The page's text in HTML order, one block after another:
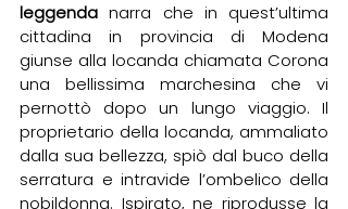
leggenda narra che in quest’ultima
cittadina in provincia di Modena
giunse alla locanda chiamata Corona
una bellissima marchesina che vi
pernottò dopo un lungo viaggio. Il
proprietario della locanda, ammaliato
dalla sua bellezza, spiò dal buco della
serratura e intravide l’ombelico della
nobildonna. Ispirato, ne riprodusse la